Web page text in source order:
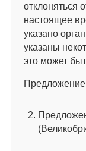
отклоняться
настоящее
указано
указаны
это может